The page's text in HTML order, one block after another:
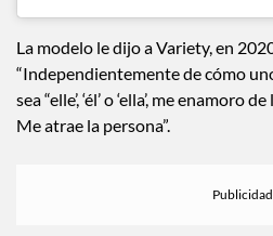
La modelo le dijo a Variety, en
“Independientemente de cómo
sea “elle’, ‘él’ o ‘ella’, me enamoro
Me atrae la persona”.